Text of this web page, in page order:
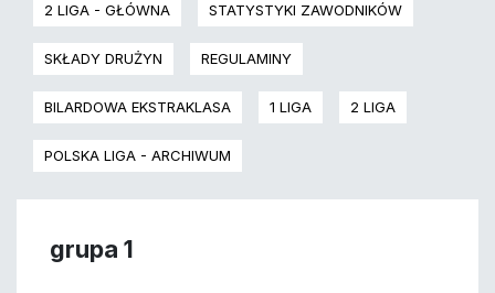
2 LIGA - GŁÓWNA STATYSTYKI ZAWODNIKÓW
SKŁADY DRUŻYN REGULAMINY
BILARDOWA EKSTRAKLASA 1 LIGA 2 LIGA
POLSKA LIGA - ARCHIWUM
grupa 1